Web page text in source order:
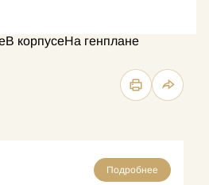
В корпусеНа генплане
Подробнее